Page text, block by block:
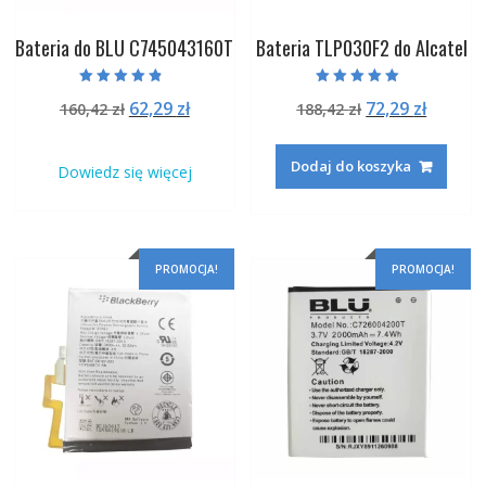
Bateria do BLU C745043160T
4.50
na 5
160,42zł Pierwotna
160,42 zł.
62,29 złAktualna
62,29 zł.
Dowiedz się więcej
Bateria TLP030F2 do Alcatel
5.00
na 5
188,42zł Pierwotna
wynosiła:
188,42 zł.
72,29 zł
72,29
Dodaj do koszyka
PROMOCJA! PROMOCJA!